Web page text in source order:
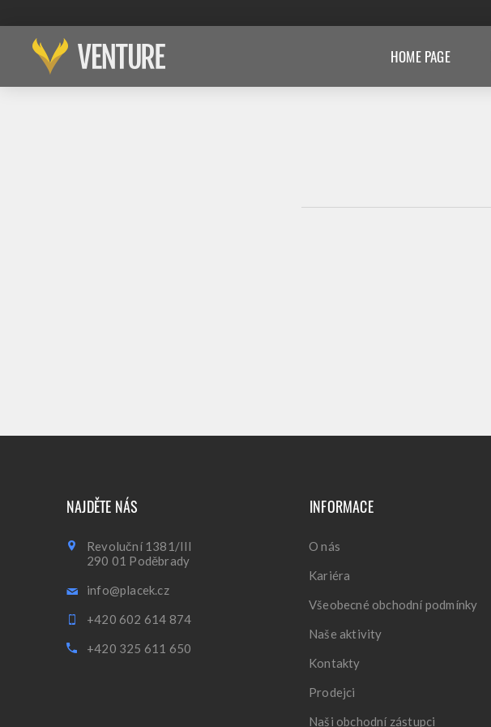
HOME PAGE
NAJDĚTE NÁS
Revoluční 1381/III
290 01 Poděbrady
info@placek.cz
+420 602 614 874
+420 325 611 650
INFORMACE
O nás
Kariéra
Všeobecné obchodní podmínky
Naše aktivity
Kontakty
Prodejci
Naši obchodní zástupci